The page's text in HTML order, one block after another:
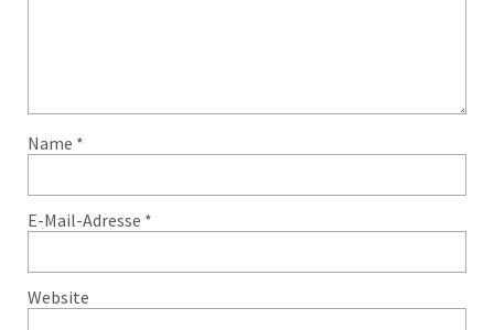
Name *
E-Mail-Adresse *
Website